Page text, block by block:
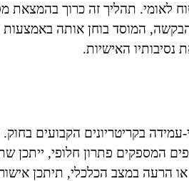
לאומי. תהליך זה כרוך בהמצאת
המוסד בוחן אותה באמצעות
האישיות.
עמידה בקריטריונים הקבועים בחוק.
המספקים פתרון חלופי, ייתכן
במצב הכלכלי, תיתכן אישור